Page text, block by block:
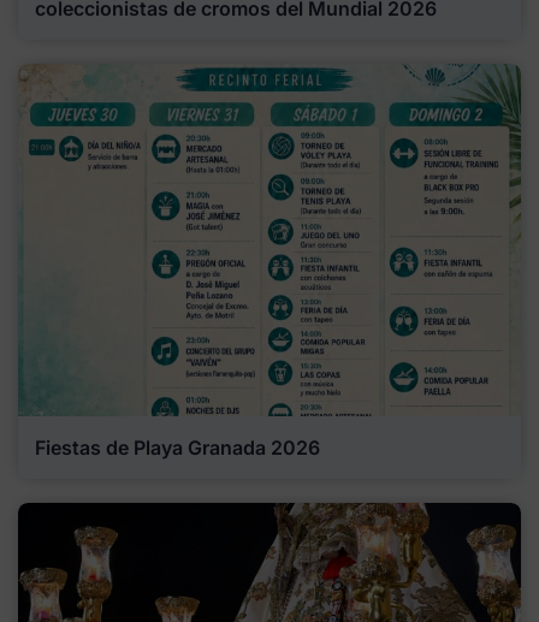
coleccionistas de cromos del Mundial 2026
Fiestas de Playa Granada 2026